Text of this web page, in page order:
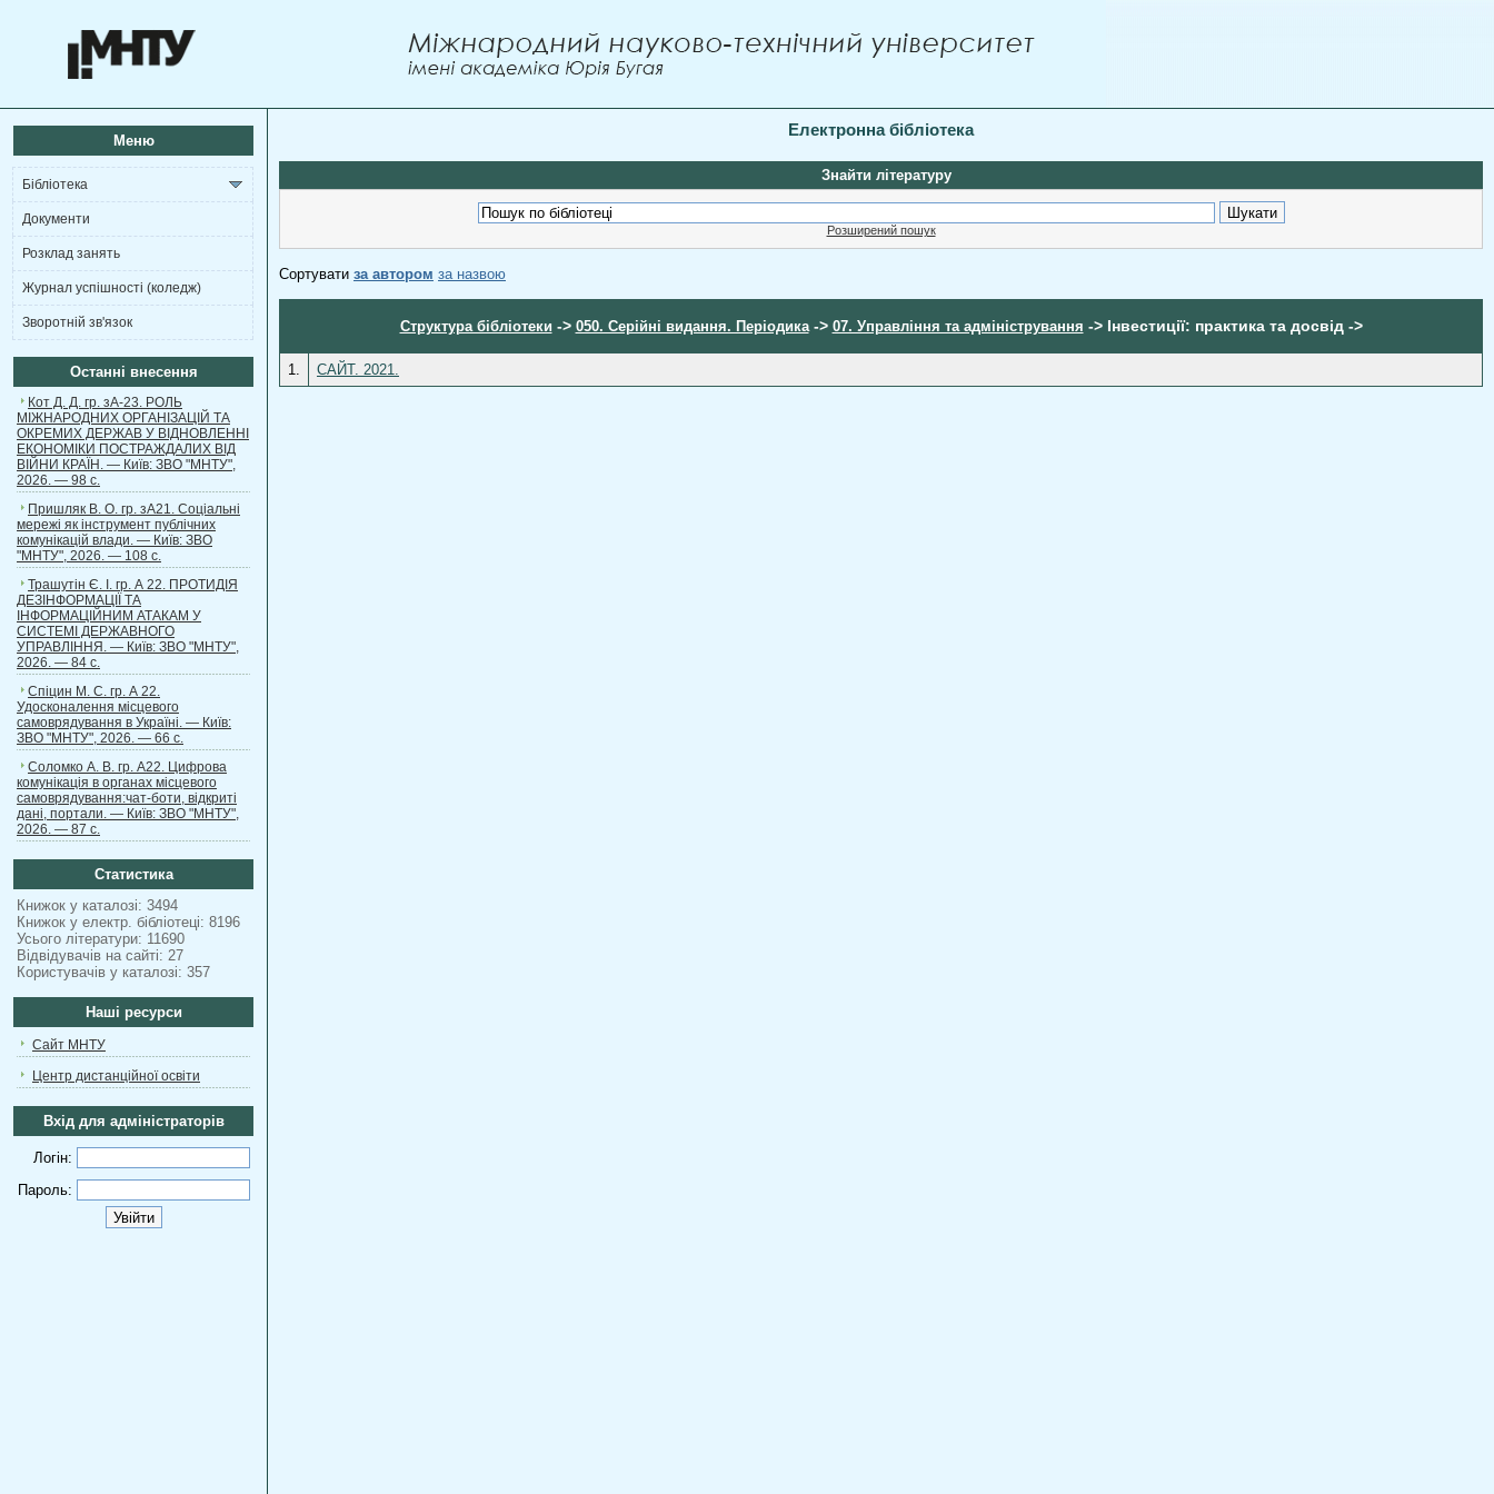
Меню
Бібліотека
Документи
Розклад занять
Журнал успішності (коледж)
Зворотній зв'язок
Останні внесення
Кот Д. Д. гр. зА-23. РОЛЬ
МІЖНАРОДНИХ ОРГАНІЗАЦІЙ ТА
ОКРЕМИХ ДЕРЖАВ У ВІДНОВЛЕННІ
ЕКОНОМІКИ ПОСТРАЖДАЛИХ ВІД
ВІЙНИ КРАЇН. — Київ: ЗВО "МНТУ",
2026. — 98 с.
Пришляк В. О. гр. зА21. Соціальні
мережі як інструмент публічних
комунікацій влади. — Київ: ЗВО
"МНТУ", 2026. — 108 с.
Трашутін Є. І. гр. А 22. ПРОТИДІЯ
ДЕЗІНФОРМАЦІЇ ТА
ІНФОРМАЦІЙНИМ АТАКАМ У
СИСТЕМІ ДЕРЖАВНОГО
УПРАВЛІННЯ. — Київ: ЗВО "МНТУ",
2026. — 84 с.
Спіцин М. С. гр. А 22.
Удосконалення місцевого
самоврядування в Україні. — Київ:
ЗВО "МНТУ", 2026. — 66 с.
Соломко А. В. гр. А22. Цифрова
комунікація в органах місцевого
самоврядування:чат-боти, відкриті
дані, портали. — Київ: ЗВО "МНТУ",
2026. — 87 с.
Статистика
Книжок у каталозі: 3494
Книжок у електр. бібліотеці: 8196
Усього літератури: 11690
Відвідувачів на сайті: 27
Користувачів у каталозі: 357
Наші ресурси
Сайт МНТУ
Центр дистанційної освіти
Вхід для адміністраторів
Логін:
Пароль:
Електронна бібліотека
Знайти літературу
Розширений пошук
Сортувати за автором за назвою
Структура бібліотеки -> 050. Серійні видання. Періодика-> 07. Управління та адміністрування -> Інвестиції: практика та досвід ->
1. САЙТ. 2021.